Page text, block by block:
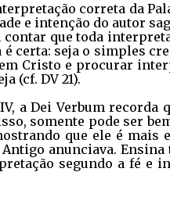
correta da
e intenção do autor
contar que toda
é certa: seja o simples
Cristo e procurar
(cf. DV 21).
a Dei Verbum recorda
somente pode ser
que ele é
anunciava.
segundo a fé e